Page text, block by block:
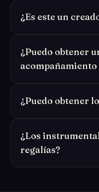
¿Es este un
¿Puedo obtener
¿Puedo obtener
¿Los
regalías?